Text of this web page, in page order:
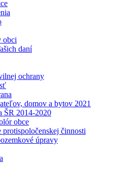
obci
daní
ochrany
domov a bytov 2021
ŠR 2014-2020
obce
protispoločenskej činnosti
úpravy